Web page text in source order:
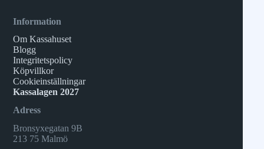
Information
Om Kassahuset
Blogg
Integritetspolicy
Köpvillkor
Cookieinställningar
Kassalagen 2027
Adress
Bronsyxegatan 9B
213 75 Malmö